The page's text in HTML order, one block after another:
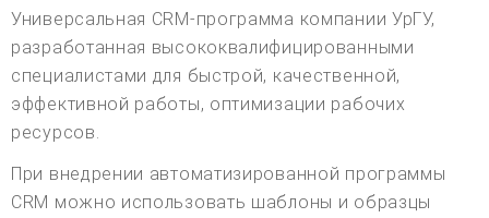
Универсальная CRM-программа компании УрГУ,
разработанная высококвалифицированными
специалистами для быстрой, качественной,
эффективной работы, оптимизации рабочих
ресурсов.
При внедрении автоматизированной программы
CRM можно использовать шаблоны и образцы